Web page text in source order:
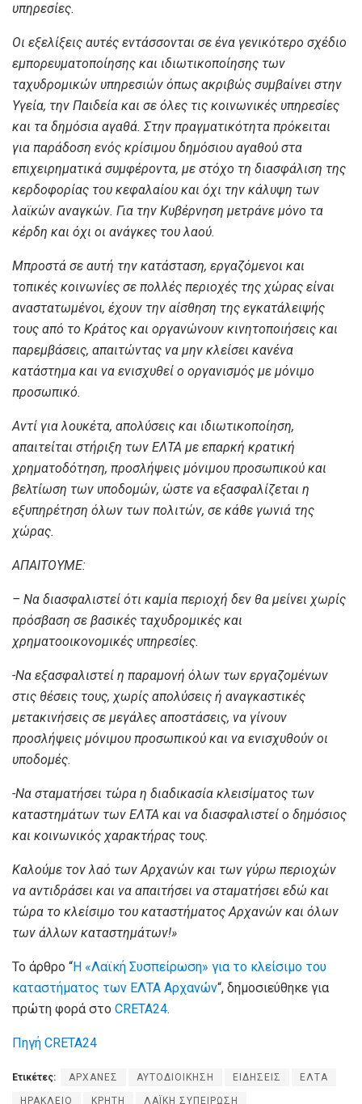
υπηρεσίες.
Οι εξελίξεις αυτές εντάσσονται σε ένα γενικότερο σχέδιο
εμπορευματοποίησης και ιδιωτικοποίησης των
ταχυδρομικών υπηρεσιών όπως ακριβώς συμβαίνει στην
Υγεία, την Παιδεία και σε όλες τις κοινωνικές υπηρεσίες
και τα δημόσια αγαθά. Στην πραγματικότητα πρόκειται
για παράδοση ενός κρίσιμου δημόσιου αγαθού στα
επιχειρηματικά συμφέροντα, με στόχο τη διασφάλιση της
κερδοφορίας του κεφαλαίου και όχι την κάλυψη των
λαϊκών αναγκών. Για την Κυβέρνηση μετράνε μόνο τα
κέρδη και όχι οι ανάγκες του λαού.
Μπροστά σε αυτή την κατάσταση, εργαζόμενοι και
τοπικές κοινωνίες σε πολλές περιοχές της χώρας είναι
αναστατωμένοι, έχουν την αίσθηση της εγκατάλειψής
τους από το Κράτος και οργανώνουν κινητοποιήσεις και
παρεμβάσεις, απαιτώντας να μην κλείσει κανένα
κατάστημα και να ενισχυθεί ο οργανισμός με μόνιμο
προσωπικό.
Αντί για λουκέτα, απολύσεις και ιδιωτικοποίηση,
απαιτείται στήριξη των ΕΛΤΑ με επαρκή κρατική
χρηματοδότηση, προσλήψεις μόνιμου προσωπικού και
βελτίωση των υποδομών, ώστε να εξασφαλίζεται η
εξυπηρέτηση όλων των πολιτών, σε κάθε γωνιά της
χώρας.
ΑΠΑΙΤΟΥΜΕ:
– Να διασφαλιστεί ότι καμία περιοχή δεν θα μείνει χωρίς
πρόσβαση σε βασικές ταχυδρομικές και
χρηματοοικονομικές υπηρεσίες.
-Να εξασφαλιστεί η παραμονή όλων των εργαζομένων
στις θέσεις τους, χωρίς απολύσεις ή αναγκαστικές
μετακινήσεις σε μεγάλες αποστάσεις, να γίνουν
προσλήψεις μόνιμου προσωπικού και να ενισχυθούν οι
υποδομές.
-Να σταματήσει τώρα η διαδικασία κλεισίματος των
καταστημάτων των ΕΛΤΑ και να διασφαλιστεί ο δημόσιος
και κοινωνικός χαρακτήρας τους.
Καλούμε τον λαό των Αρχανών και των γύρω περιοχών
να αντιδράσει και να απαιτήσει να σταματήσει εδώ και
τώρα το κλείσιμο του καταστήματος Αρχανών και όλων
των άλλων καταστημάτων!»
Το άρθρο “Η «Λαϊκή Συσπείρωση» για το κλείσιμο του
καταστήματος των ΕΛΤΑ Αρχανών“, δημοσιεύθηκε για
πρώτη φορά στο CRETA24.
Πηγή CRETA24
Ετικέτες: ΑΡΧΑΝΕΣ ΑΥΤΟΔΙΟΙΚΗΣΗ ΕΙΔΗΣΕΙΣ ΕΛΤΑ
ΗΡΑΚΛΕΙΟ ΚΡΗΤΗ ΛΑΪΚΗ ΣΥΠΕΙΡΩΣΗ